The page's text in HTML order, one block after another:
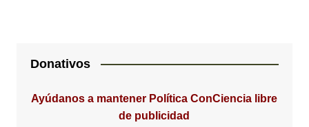
Donativos
Ayúdanos a mantener Política ConCiencia libre
de publicidad